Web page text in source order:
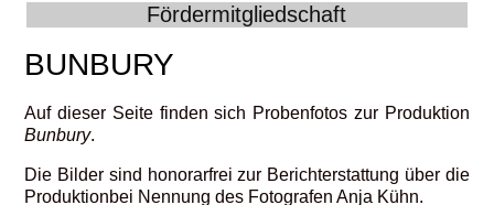
Fördermitgliedschaft
BUNBURY
Auf dieser Seite finden sich Probenfotos zur Produktion
Bunbury.
Die Bilder sind honorarfrei zur Berichterstattung über die
Produktionbei Nennung des Fotografen Anja Kühn.